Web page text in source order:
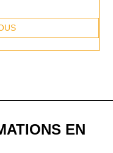
EN